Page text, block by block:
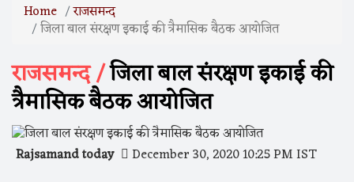
Home राजसमन्द
जिला बाल संरक्षण इकाई की त्रैमासिक बैठक आयोजित
राजसमन्द /जिला बाल संरक्षण इकाई की
त्रैमासिक बैठक आयोजित
Rajsamand today December 30, 2020 10:25 PM IST